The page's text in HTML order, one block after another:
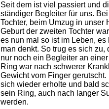
Seit dem ist viel passiert und
ständiger Begleiter für uns.
Tochter, beim Umzug in unser
Geburt der zweiten Tochter
es nun mal so ist im Leben,
man denkt. So trug es sich
nur noch ein Begleiter an
Ring war nach schwerer
Gewicht vom Finger
sich wieder erholte und bald
sein Ring, auch nach langer
werden.